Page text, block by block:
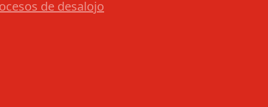
de desalojo